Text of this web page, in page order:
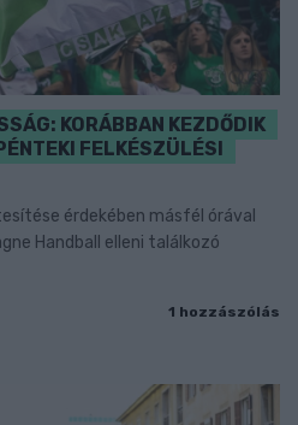
KORÁBBAN KEZDŐDIK
FELKÉSZÜLÉSI
érdekében másfél órával
Handball elleni találkozó
1 hozzászólás